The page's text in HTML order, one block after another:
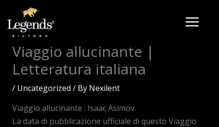
content
Viaggio allucinante |
Letteratura italiana
/ Uncategorized / By Nexilent
Viaggio allucinante : Isaac Asimov
La data di pubblicazione ufficiale di questo Viaggio